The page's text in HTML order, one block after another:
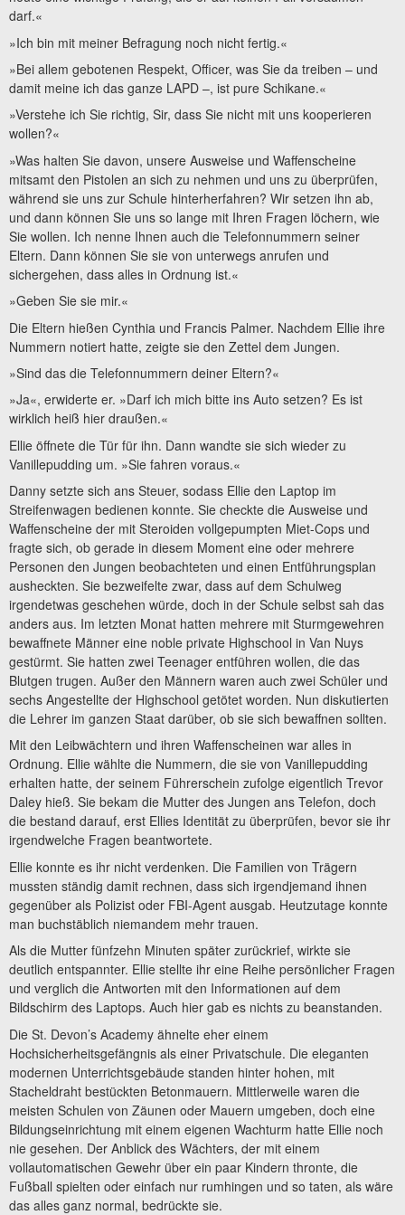
darf.«
»Ich bin mit meiner Befragung noch nicht fertig.«
»Bei allem gebotenen Respekt, Officer, was Sie da treiben – und
damit meine ich das ganze LAPD –, ist pure Schikane.«
»Verstehe ich Sie richtig, Sir, dass Sie nicht mit uns kooperieren
wollen?«
»Was halten Sie davon, unsere Ausweise und Waffenscheine
mitsamt den Pistolen an sich zu nehmen und uns zu überprüfen,
während sie uns zur Schule hinterherfahren? Wir setzen ihn ab,
und dann können Sie uns so lange mit Ihren Fragen löchern, wie
Sie wollen. Ich nenne Ihnen auch die Telefonnummern seiner
Eltern. Dann können Sie sie von unterwegs anrufen und
sichergehen, dass alles in Ordnung ist.«
»Geben Sie sie mir.«
Die Eltern hießen Cynthia und Francis Palmer. Nachdem Ellie ihre
Nummern notiert hatte, zeigte sie den Zettel dem Jungen.
»Sind das die Telefonnummern deiner Eltern?«
»Ja«, erwiderte er. »Darf ich mich bitte ins Auto setzen? Es ist
wirklich heiß hier draußen.«
Ellie öffnete die Tür für ihn. Dann wandte sie sich wieder zu
Vanillepudding um. »Sie fahren voraus.«
Danny setzte sich ans Steuer, sodass Ellie den Laptop im
Streifenwagen bedienen konnte. Sie checkte die Ausweise und
Waffenscheine der mit Steroiden vollgepumpten Miet-Cops und
fragte sich, ob gerade in diesem Moment eine oder mehrere
Personen den Jungen beobachteten und einen Entführungsplan
ausheckten. Sie bezweifelte zwar, dass auf dem Schulweg
irgendetwas geschehen würde, doch in der Schule selbst sah das
anders aus. Im letzten Monat hatten mehrere mit Sturmgewehren
bewaffnete Männer eine noble private Highschool in Van Nuys
gestürmt. Sie hatten zwei Teenager entführen wollen, die das
Blutgen trugen. Außer den Männern waren auch zwei Schüler und
sechs Angestellte der Highschool getötet worden. Nun diskutierten
die Lehrer im ganzen Staat darüber, ob sie sich bewaffnen sollten.
Mit den Leibwächtern und ihren Waffenscheinen war alles in
Ordnung. Ellie wählte die Nummern, die sie von Vanillepudding
erhalten hatte, der seinem Führerschein zufolge eigentlich Trevor
Daley hieß. Sie bekam die Mutter des Jungen ans Telefon, doch
die bestand darauf, erst Ellies Identität zu überprüfen, bevor sie ihr
irgendwelche Fragen beantwortete.
Ellie konnte es ihr nicht verdenken. Die Familien von Trägern
mussten ständig damit rechnen, dass sich irgendjemand ihnen
gegenüber als Polizist oder FBI-Agent ausgab. Heutzutage konnte
man buchstäblich niemandem mehr trauen.
Als die Mutter fünfzehn Minuten später zurückrief, wirkte sie
deutlich entspannter. Ellie stellte ihr eine Reihe persönlicher Fragen
und verglich die Antworten mit den Informationen auf dem
Bildschirm des Laptops. Auch hier gab es nichts zu beanstanden.
Die St. Devon’s Academy ähnelte eher einem
Hochsicherheitsgefängnis als einer Privatschule. Die eleganten
modernen Unterrichtsgebäude standen hinter hohen, mit
Stacheldraht bestückten Betonmauern. Mittlerweile waren die
meisten Schulen von Zäunen oder Mauern umgeben, doch eine
Bildungseinrichtung mit einem eigenen Wachturm hatte Ellie noch
nie gesehen. Der Anblick des Wächters, der mit einem
vollautomatischen Gewehr über ein paar Kindern thronte, die
Fußball spielten oder einfach nur rumhingen und so taten, als wäre
das alles ganz normal, bedrückte sie.